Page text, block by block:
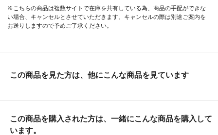
※こちらの商品は複数サイトで在庫を共有している為、商品の手配ができな
い場合、キャンセルとさせていただきます。キャンセルの際は別途ご案内を
お送りしますので予めご了承ください。
この商品を見た方は、他にこんな商品を見ています
この商品を購入された方は、一緒にこんな商品を購入して
います。